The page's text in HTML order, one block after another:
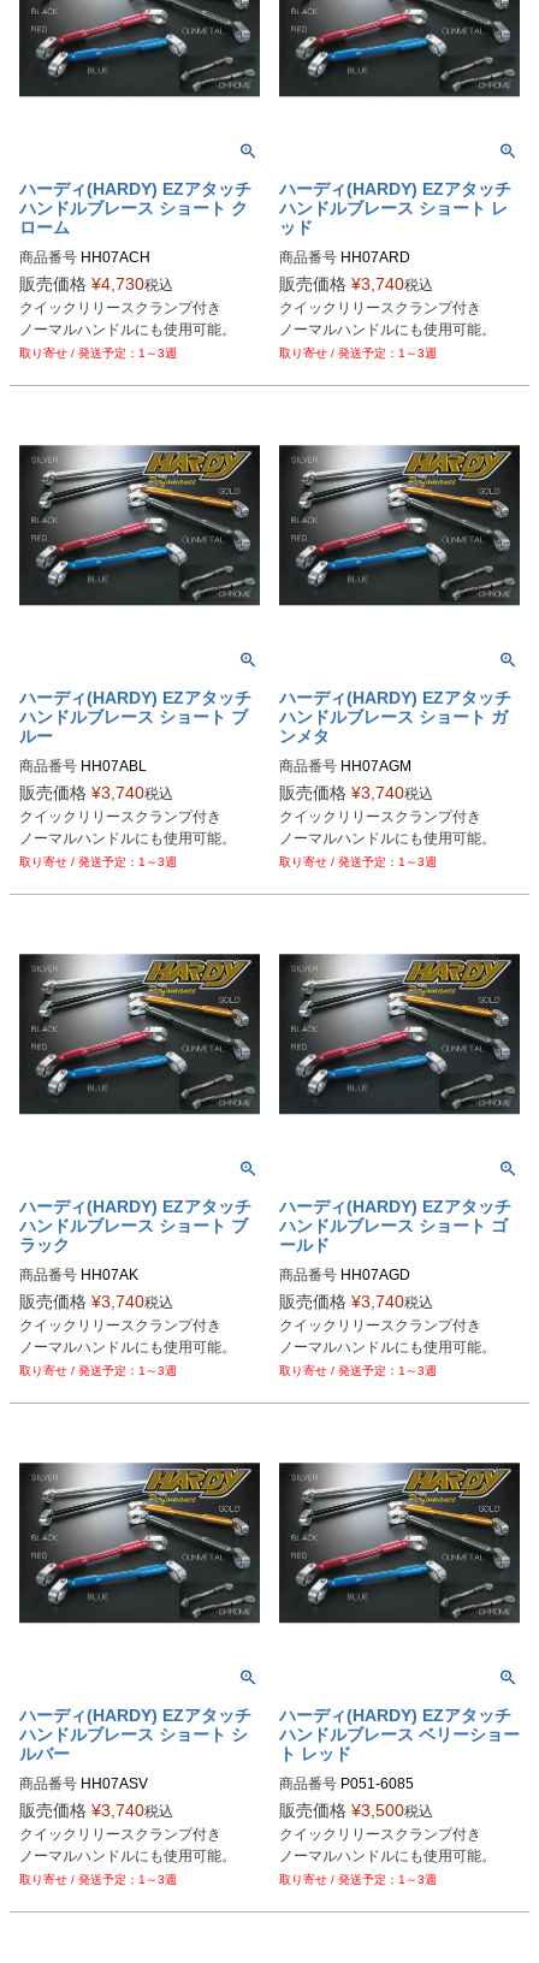
ハーディ(HARDY) EZアタッチ
ハンドルブレース ショート ク
ローム
商品番号 HH07ACH
Plot型番：P028-2736
販売価格 ¥4,730税込
クイックリリースクランプ付き
ノーマルハンドルにも使用可能。
1～3週
ハーディ(HARDY) EZアタッチ
ハンドルブレース ショート レ
ッド
商品番号 HH07ARD
Plot型番：P017-7390
販売価格 ¥3,740税込
クイックリリースクランプ付き
ノーマルハンドルにも使用可能。
1～3週
ハーディ(HARDY) EZアタッチ
ハンドルブレース ショート ブ
ルー
商品番号 HH07ABL
Plot型番：P017-7386
販売価格 ¥3,740税込
クイックリリースクランプ付き
ノーマルハンドルにも使用可能。
1～3週
ハーディ(HARDY) EZアタッチ
ハンドルブレース ショート ガ
ンメタ
商品番号 HH07AGM
Plot型番：P017-7388
販売価格 ¥3,740税込
クイックリリースクランプ付き
ノーマルハンドルにも使用可能。
1～3週
ハーディ(HARDY) EZアタッチ
ハンドルブレース ショート ブ
ラック
商品番号 HH07AK
Plot型番：P017-7389
販売価格 ¥3,740税込
クイックリリースクランプ付き
ノーマルハンドルにも使用可能。
1～3週
ハーディ(HARDY) EZアタッチ
ハンドルブレース ショート ゴ
ールド
商品番号 HH07AGD
Plot型番：P017-7387
販売価格 ¥3,740税込
クイックリリースクランプ付き
ノーマルハンドルにも使用可能。
1～3週
ハーディ(HARDY) EZアタッチ
ハンドルブレース ショート シ
ルバー
商品番号 HH07ASV
Plot型番：P017-7391
販売価格 ¥3,740税込
クイックリリースクランプ付き
ノーマルハンドルにも使用可能。
1～3週
ハーディ(HARDY) EZアタッチ
ハンドルブレース ベリーショー
ト レッド
商品番号 P051-6085
販売価格 ¥3,500税込
クイックリリースクランプ付き
ノーマルハンドルにも使用可能。
1～3週